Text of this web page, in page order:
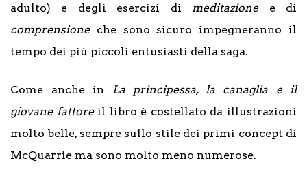
adulto) e degli esercizi di meditazionee di
comprensioneche sono sicuro impegneranno il
tempo dei più piccoli entusiasti della saga.
Come anche in La principessa, la canaglia e il
giovane fattoreil libro è costellato da illustrazioni
molto belle, sempre sullo stile dei primi concept di
McQuarrie ma sono molto meno numerose.